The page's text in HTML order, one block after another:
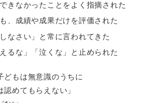
きなかったことをよく指摘された
、成績や成果だけを評価された
なさい」と常に言われてきた
るな」「泣くな」と止められた
どもは無意識のうちに
認めてもらえない」